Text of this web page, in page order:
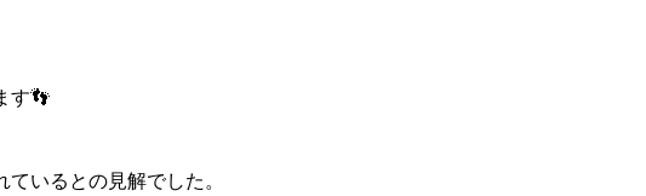
す👣
いるとの見解でした。